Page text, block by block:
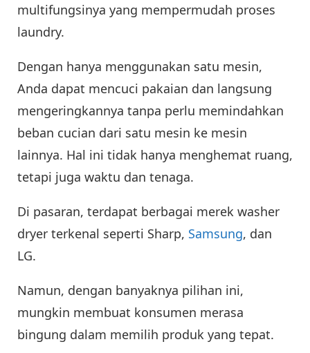
multifungsinya yang mempermudah proses
laundry.
Dengan hanya menggunakan satu mesin,
Anda dapat mencuci pakaian dan langsung
mengeringkannya tanpa perlu memindahkan
beban cucian dari satu mesin ke mesin
lainnya. Hal ini tidak hanya menghemat ruang,
tetapi juga waktu dan tenaga.
Di pasaran, terdapat berbagai merek washer
dryer terkenal seperti Sharp, Samsung, dan
LG.
Namun, dengan banyaknya pilihan ini,
mungkin membuat konsumen merasa
bingung dalam memilih produk yang tepat.